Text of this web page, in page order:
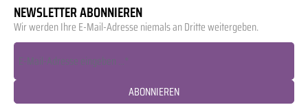
NEWSLETTER ABONNIEREN
Wir werden Ihre E-Mail-Adresse niemals an Dritte weitergeben.
ABONNIEREN